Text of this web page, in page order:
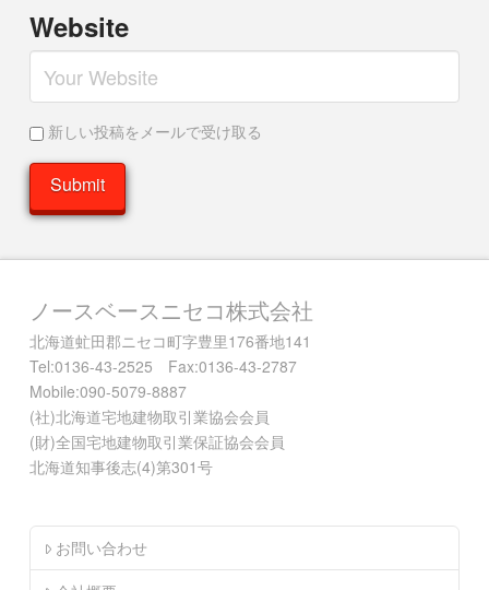
Website
新しい投稿をメールで受け取る
ノースベースニセコ株式会社
北海道虻田郡ニセコ町字豊里176番地141
Tel:0136-43-2525 Fax:0136-43-2787
Mobile:090-5079-8887
(社)北海道宅地建物取引業協会会員
(財)全国宅地建物取引業保証協会会員
北海道知事後志(4)第301号
お問い合わせ